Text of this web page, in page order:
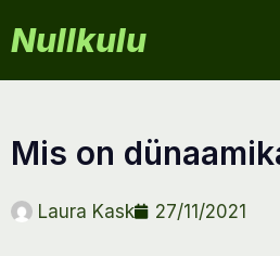
Nullkulu
mis on
Laura Kask 27/11/2021